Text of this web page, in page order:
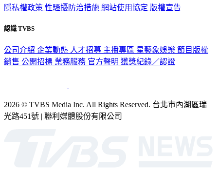
隱私權政策 性騷擾防治措施 網站使用協定 版權宣告
認識 TVBS
公司介紹 企業動態 人才招募 主播專區 星藝象娛樂 節目版權
銷售 公開招標 業務服務 官方聲明 獲獎紀錄／認證
2026 © TVBS Media Inc. All Rights Reserved. 台北市內湖區瑞
光路451號 | 聯利媒體股份有限公司